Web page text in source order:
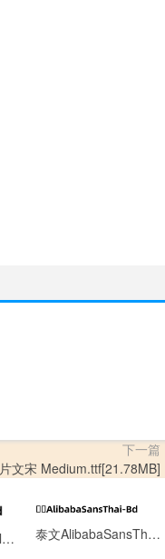
下一篇
文宋 Medium.ttf[21.78MB]
阿里巴巴普惠体Bold.otf[6.22MB] 泰文AlibabaSansThai-Bd.otf[0.15MB]